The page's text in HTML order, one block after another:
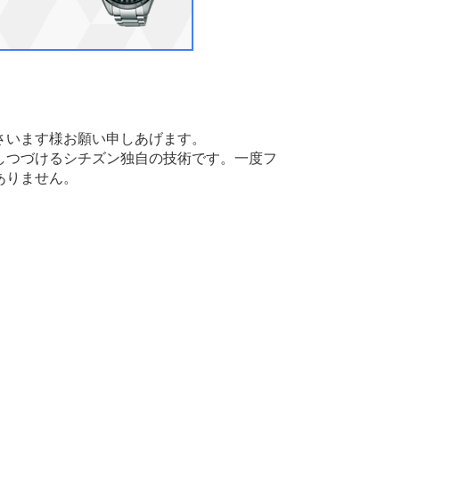
ます様お願い申しあげます。
づけるシチズン独自の技術です。一度フ
ません。